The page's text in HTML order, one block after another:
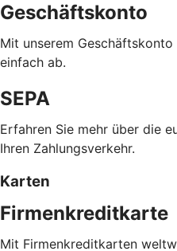
Geschäftskonto
Mit unserem
einfach ab.
SEPA
Erfahren Sie mehr über die
Ihren Zahlungsverkehr.
Karten
Firmenkreditkarte
Mit Firmenkreditkarten